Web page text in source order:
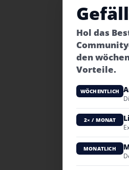
Hol das
den
Vorteile.
WÖCHENTLICH
2× / MONAT
MONATLICH